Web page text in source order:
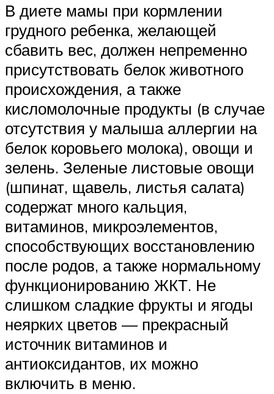
В диете мамы при кормлении
грудного ребенка, желающей
сбавить вес, должен непременно
присутствовать белок животного
происхождения, а также
кисломолочные продукты (в случае
отсутствия у малыша аллергии на
белок коровьего молока), овощи и
зелень. Зеленые листовые овощи
(шпинат, щавель, листья салата)
содержат много кальция,
витаминов, микроэлементов,
способствующих восстановлению
после родов, а также нормальному
функционированию ЖКТ. Не
слишком сладкие фрукты и ягоды
неярких цветов — прекрасный
источник витаминов и
антиоксидантов, их можно
включить в меню.